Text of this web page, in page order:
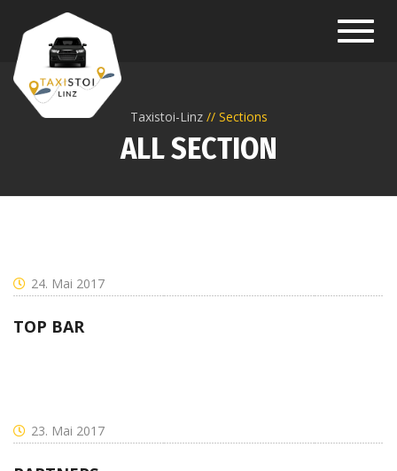
Taxistoi-Linz Sections
ALL SECTION
24. Mai 2017
TOP BAR
23. Mai 2017